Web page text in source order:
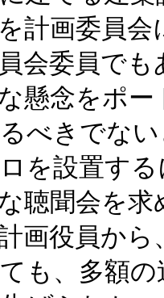
計画委員
会委員で
懸念をポ
べきでな
を設置す
聴聞会を
画役員か
も、多額